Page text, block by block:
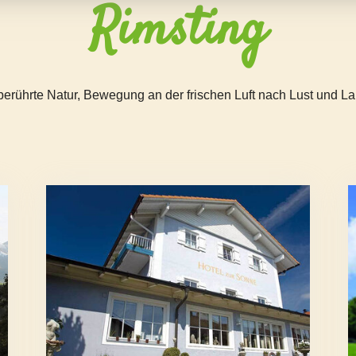
Rimsting
Natur, Bewegung an der frischen Luft nach Lust und